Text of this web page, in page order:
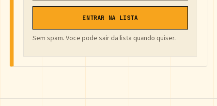
ENTRAR NA LISTA
Sem spam. Voce pode sair da lista quando quiser.